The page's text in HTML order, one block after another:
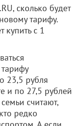
сколько будет
тарифу.
купить с 1
23,5 рубля
и по 27,5 рублей
считают,
редко